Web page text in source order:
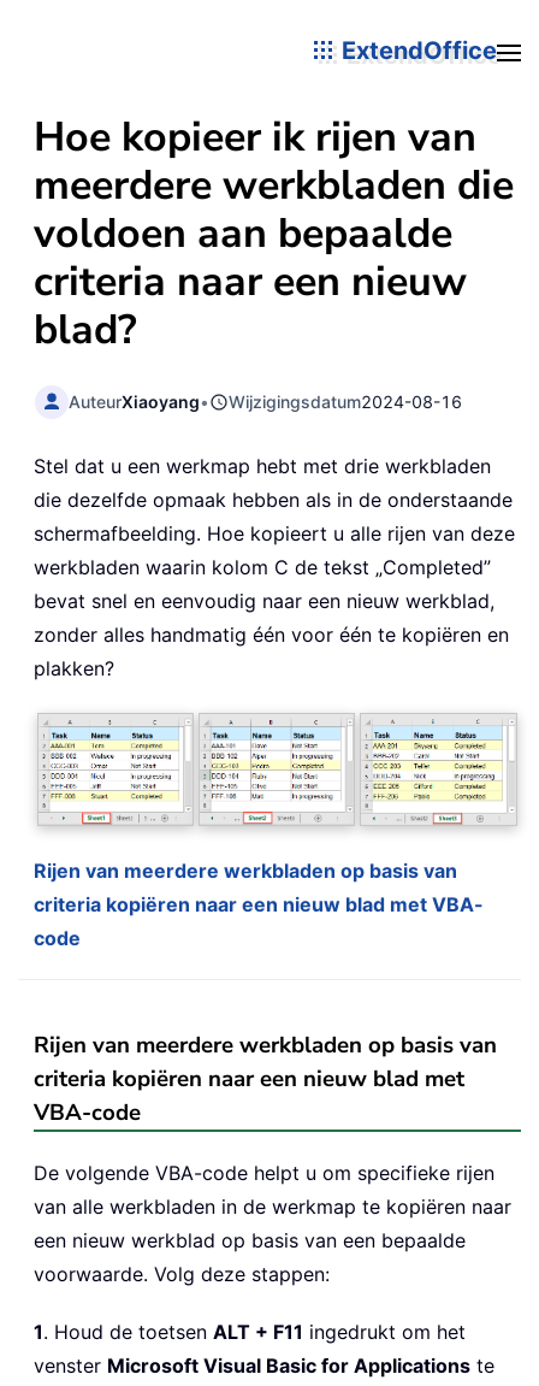
ExtendOffice
Hoe kopieer ik rijen van
meerdere werkbladen die
voldoen aan bepaalde
criteria naar een nieuw
blad?
AuteurXiaoyang• Wijzigingsdatum2024-08-16
Stel dat u een werkmap hebt met drie werkbladen
die dezelfde opmaak hebben als in de onderstaande
schermafbeelding. Hoe kopieert u alle rijen van deze
werkbladen waarin kolom C de tekst „Completed”
bevat snel en eenvoudig naar een nieuw werkblad,
zonder alles handmatig één voor één te kopiëren en
plakken?
Rijen van meerdere werkbladen op basis van
criteria kopiëren naar een nieuw blad met VBA-
code
Rijen van meerdere werkbladen op basis van
criteria kopiëren naar een nieuw blad met
VBA-code
De volgende VBA-code helpt u om specifieke rijen
van alle werkbladen in de werkmap te kopiëren naar
een nieuw werkblad op basis van een bepaalde
voorwaarde. Volg deze stappen:
1. Houd de toetsen ALT + F11 ingedrukt om het
venster Microsoft Visual Basic for Applications te